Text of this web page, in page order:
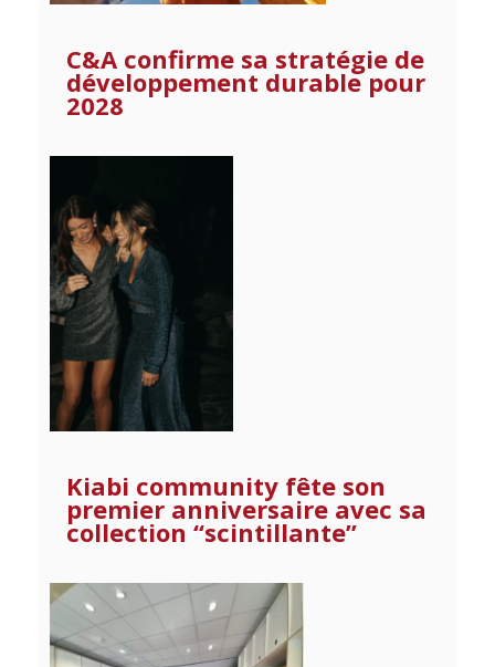
C&A confirme sa stratégie de
développement durable pour
2028
Kiabi community fête son
premier anniversaire avec sa
collection “scintillante”